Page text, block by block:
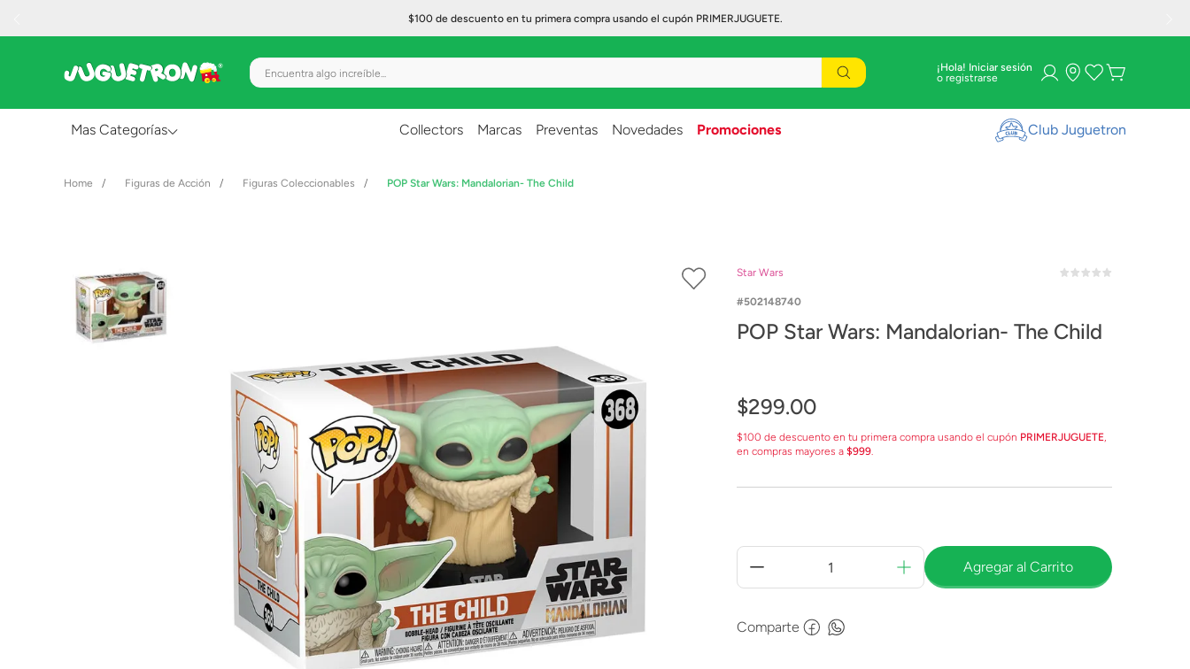
$100 de descuento en tu primera compra usando el cupón PRIMERJUGUETE.
Encuentra algo increíble... ¡Hola! Iniciar sesión
Mas Categorías
Creatividad y Arte
Figuras de Acción
Gadgets y Electrónicos
Collectors Marcas Preventas Novedades Promociones Club Juguetron
Figuras de Acción Figuras Coleccionables POP Star Wars: Mandalorian- The Child
Star Wars
502148740
POP Star Wars: Mandalorian- The Child
$299.00
$100 de descuento en tu primera compra usando el cupón PRIMERJUGUETE,
en compras mayores a $999.
Agregar al Carrito
Comparte